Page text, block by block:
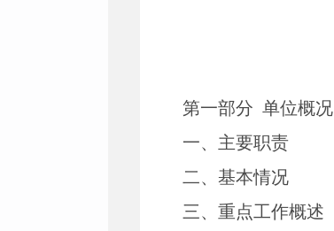
第一部分 单位概况
一、主要职责
二、 基本情况
三、重点工作概述